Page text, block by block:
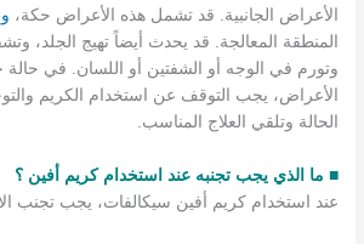
الأعراض الجانبية. قد تشمل هذه الأعراض حكة،
المنطقة المعالجة. قد يحدث أيضاً تهيج الجلد،
وتورم في الوجه أو الشفتين أو اللسان. في
الأعراض، يجب التوقف عن استخدام الكريم
الحالة وتلقي العلاج المناسب.
■ ما الذي يجب تجنبه عند استخدام كريم أفين ؟
عند استخدام كريم أفين سيكالفات، يجب تجنب